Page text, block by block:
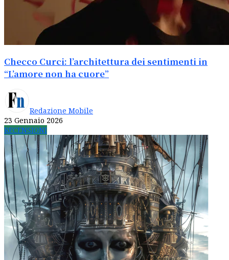
Checco Curci: l’architettura dei sentimenti in
“L’amore non ha cuore”
Redazione Mobile
23 Gennaio 2026
RECENSIONI